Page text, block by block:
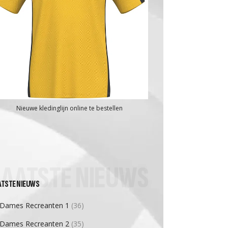
Nieuwe kledinglijn online te bestellen
NIEUWS NIEUWS
Dames Recreanten 1 (36)
Dames Recreanten 2 (35)